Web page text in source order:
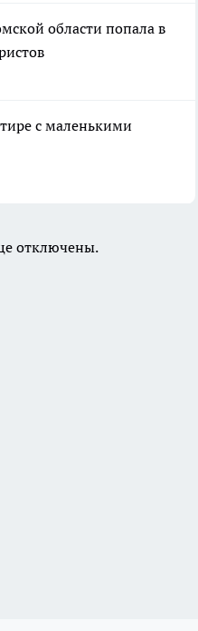
области попала в
с маленькими
отключены.